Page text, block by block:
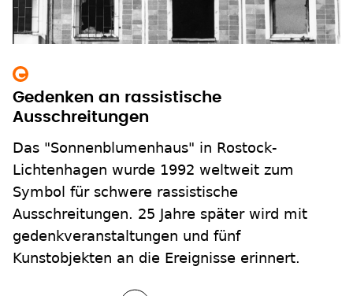
Gedenken an rassistische
Ausschreitungen
Das "Sonnenblumenhaus" in Rostock-
Lichtenhagen wurde 1992 weltweit zum
Symbol für schwere rassistische
Ausschreitungen. 25 Jahre später wird mit
gedenkveranstaltungen und fünf
Kunstobjekten an die Ereignisse erinnert.